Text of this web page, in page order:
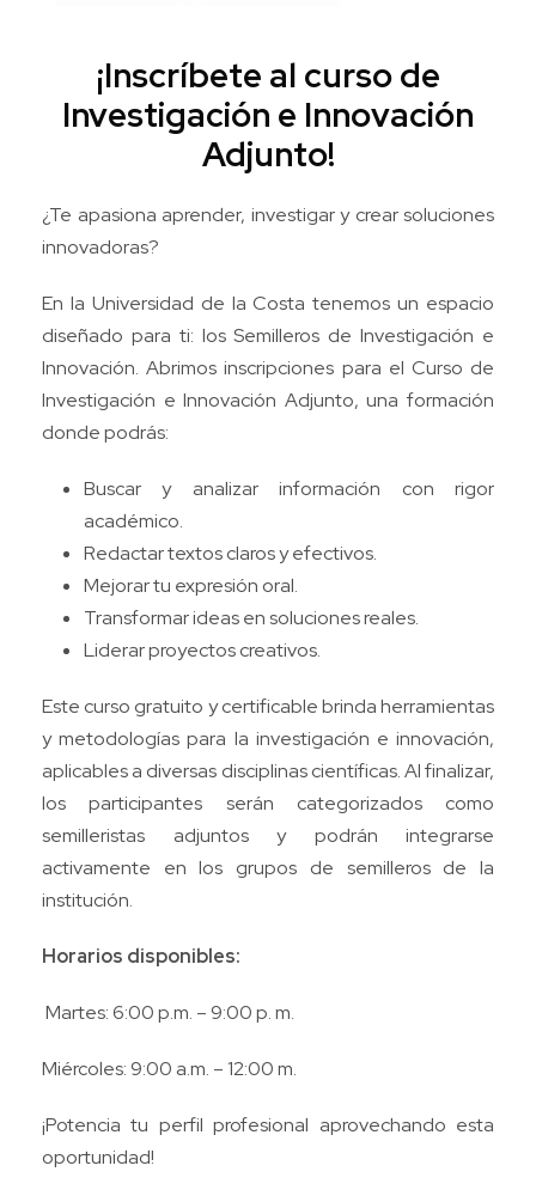
¡Inscríbete al curso de
Investigación e Innovación
Adjunto!
¿Te apasiona aprender, investigar y crear soluciones
innovadoras?
En la Universidad de la Costa tenemos un espacio
diseñado para ti: los Semilleros de Investigación e
Innovación. Abrimos inscripciones para el Curso de
Investigación e Innovación Adjunto, una formación
donde podrás:
Buscar y analizar información con rigor
académico.
Redactar textos claros y efectivos.
Mejorar tu expresión oral.
Transformar ideas en soluciones reales.
Liderar proyectos creativos.
Este curso gratuito y certificable brinda herramientas
y metodologías para la investigación e innovación,
aplicables a diversas disciplinas científicas. Al finalizar,
los participantes serán categorizados como
semilleristas adjuntos y podrán integrarse
activamente en los grupos de semilleros de la
institución.
Horarios disponibles:
Martes: 6:00 p.m. – 9:00 p. m.
Miércoles: 9:00 a.m. – 12:00 m.
¡Potencia tu perfil profesional aprovechando esta
oportunidad!